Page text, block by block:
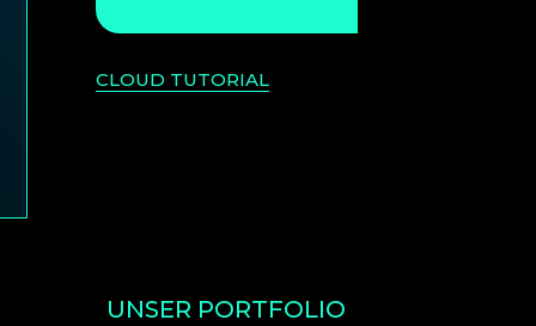
CLOUD TUTORIAL
UNSER PORTFOLIO